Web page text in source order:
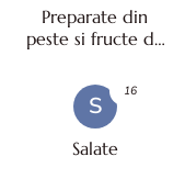
Preparate din
peste si fructe de
S
Salate
16